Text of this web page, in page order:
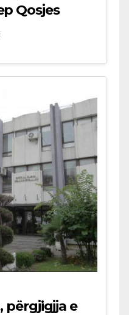
Qosjes
përgjigjja e